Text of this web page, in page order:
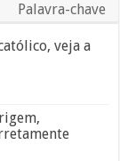
Palavra-chave
veja a